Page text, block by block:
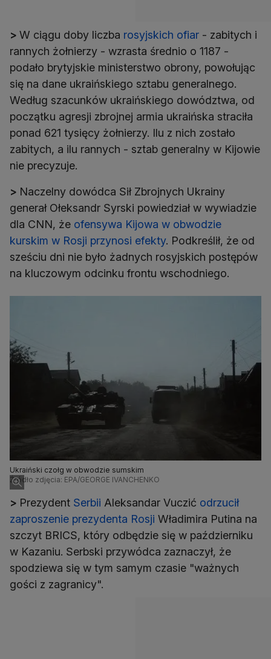
> W ciągu doby liczba rosyjskich ofiar - zabitych i
rannych żołnierzy - wzrasta średnio o 1187 -
podało brytyjskie ministerstwo obrony, powołując
się na dane ukraińskiego sztabu generalnego.
Według szacunków ukraińskiego dowództwa, od
początku agresji zbrojnej armia ukraińska straciła
ponad 621 tysięcy żołnierzy. Ilu z nich zostało
zabitych, a ilu rannych - sztab generalny w Kijowie
nie precyzuje.
> Naczelny dowódca Sił Zbrojnych Ukrainy
generał Ołeksandr Syrski powiedział w wywiadzie
dla CNN, że ofensywa Kijowa w obwodzie
kurskim w Rosji przynosi efekty. Podkreślił, że od
sześciu dni nie było żadnych rosyjskich postępów
na kluczowym odcinku frontu wschodniego.
Ukraiński czołg w obwodzie sumskim
Źródło zdjęcia: EPA/GEORGE IVANCHENKO
> Prezydent Serbii Aleksandar Vuczić odrzucił
zaproszenie prezydenta Rosji Władimira Putina na
szczyt BRICS, który odbędzie się w październiku
w Kazaniu. Serbski przywódca zaznaczył, że
spodziewa się w tym samym czasie "ważnych
gości z zagranicy".